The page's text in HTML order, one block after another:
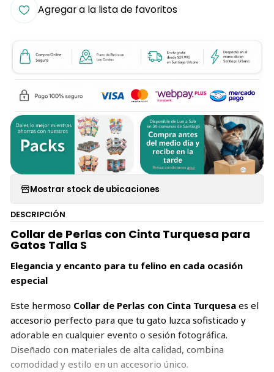
Agregar a la lista de favoritos
Mostrar stock de ubicaciones
DESCRIPCIÓN
Collar de Perlas con Cinta Turquesa para
Gatos Talla S
Elegancia y encanto para tu felino en cada ocasión
especial
Este hermoso Collar de Perlas con Cinta Turquesaes el
accesorio perfecto para que tu gato luzca sofisticado y
adorable en cualquier evento o sesión fotográfica.
Diseñado con materiales de alta calidad, combina
comodidad y estilo en un accesorio único.